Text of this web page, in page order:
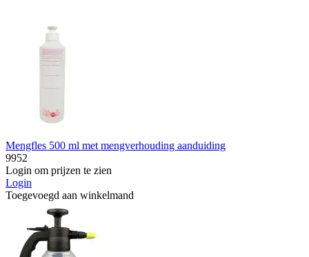
Mengfles 500 ml met mengverhouding aanduiding
9952
Login om prijzen te zien
Login
Toegevoegd aan winkelmand